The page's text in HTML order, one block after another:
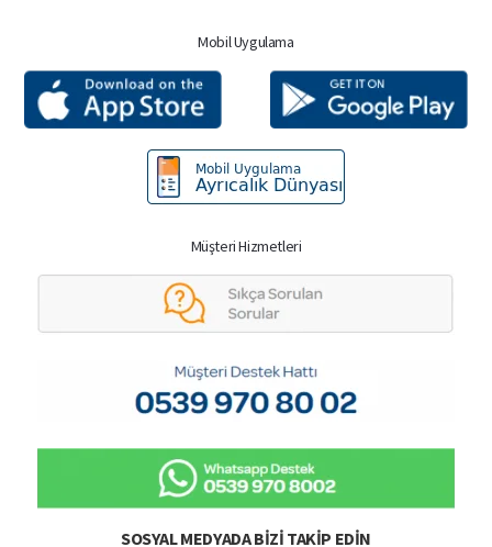
Mobil Uygulama
Müşteri Hizmetleri
SOSYAL MEDYADA BIZI TAKIP EDIN